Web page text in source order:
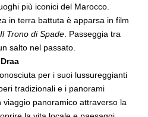
più iconici del Marocco.
in terra battuta è apparsa in film
Il Trono di Spade . Passeggia tra
salto nel passato.
per i suoi lussureggianti
tradizionali e i panorami
viaggio panoramico attraverso la